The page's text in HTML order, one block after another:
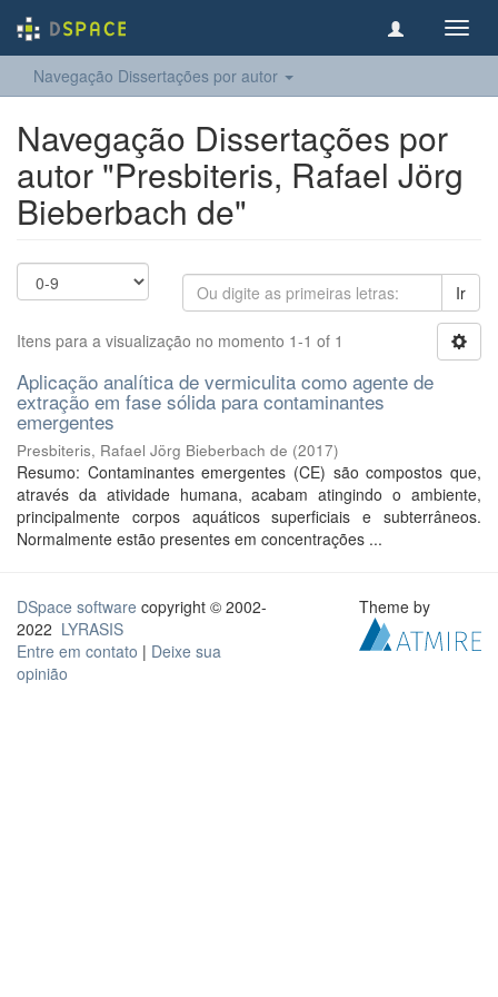
Navegação Dissertações por autor
Navegação Dissertações por
autor "Presbiteris, Rafael Jörg
Bieberbach de"
Ir
Itens para a visualização no momento 1-1 of 1
Aplicação analítica de vermiculita como agente de
extração em fase sólida para contaminantes
emergentes
Presbiteris, Rafael Jörg Bieberbach de (2017)
Resumo: Contaminantes emergentes (CE) são compostos que,
através da atividade humana, acabam atingindo o ambiente,
principalmente corpos aquáticos superficiais e subterrâneos.
Normalmente estão presentes em concentrações ...
DSpace software copyright © 2002-
2022 LYRASIS
Entre em contato | Deixe sua
opinião
Theme by